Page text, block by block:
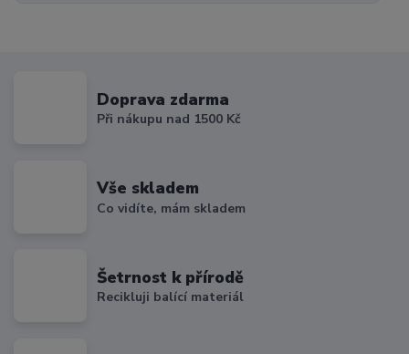
Doprava zdarma
Při nákupu nad 1500 Kč
Vše skladem
Co vidíte, mám skladem
Šetrnost k přírodě
Recikluji balící materiál